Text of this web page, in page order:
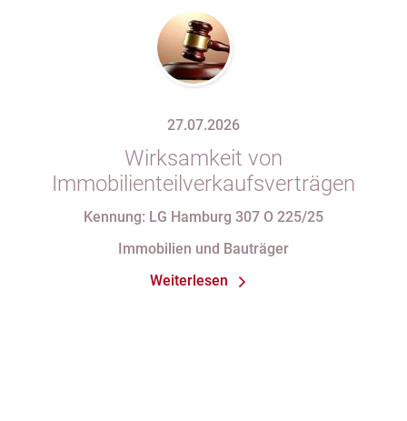
27.07.2026
Wirksamkeit von
Immobilienteilverkaufsverträgen
Kennung: LG Hamburg 307 O 225/25
Immobilien und Bauträger
Weiterlesen